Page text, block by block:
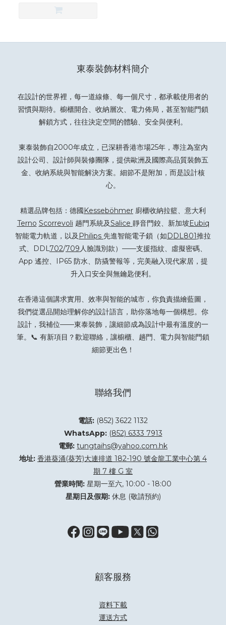
東泰裝飾材料簡介
在設計的世界裡，每一道線條、每一個尺寸，都承載使用者的
習慣與期待。櫥櫃開合、收納層次、電力佈局，甚至智能門鎖
解鎖方式，往往決定空間的體驗、安全與便利。
東泰裝飾自2000年成立，已深耕香港市場25年，專注為室內
設計公司、設計師與裝修團隊，提供歐洲及國際高品質裝飾五
金、收納系統與智能解決方案。細節不是附加，而是設計核
心。
精選品牌包括：德國Kesseböhmer 廚櫃收納拉籃、意大利
Terno Scorrevoli 趟門系統及Salice 靜音門鉸、新加坡Eubiq
智能電力軌道，以及 Philips 先進智能電子鎖（如DDL801推拉
式、DDL702/709人臉識別款）——支援指紋、虛擬密碼、
App 遙控、IP65 防水、防撬警報等，完美融入現代家居，提
升入口安全與無鑰匙便利。
在香港這個講求實用、效率與智能的城市，你負責描繪藍圖，
我們從選品開始理解你的設計語言，助你落地每一個構想。你
設計，我補位——東泰裝飾，讓細節成為設計中最有溫度的一
筆。📞 有新項目？歡迎聯絡 ，讓櫥櫃、趟門、電力與智能門鎖
細節更出色！
聯絡我們
電話: (852) 3622 1132
WhatsApp: (852) 6333 7913
電郵: tungtaihs@yahoo.com.hk
地址: 香港葵涌(葵芳)大連排道 182-190 號金龍工業中心第 4
期 7 樓 G 室
營業時間: 星期一至六, 10:00 - 18:00
星期日及假期:休息 (敬請預約)
顧客服務
資料下載
運送方式